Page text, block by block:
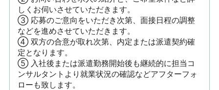
しくお伺いさせていただきます。
③ 応募のご意向をいただき次第、面接日程の調整
などを進めさせていただきます。
④ 双方の合意が取れ次第、内定または派遣契約確
定となります。
⑤ 入社後または派遣勤務開始後も継続的に担当コ
ンサルタントより就業状況の確認などアフターフォ
ローも致します。